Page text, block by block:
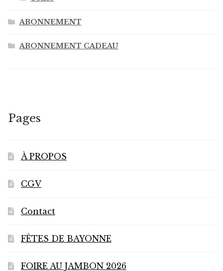
ABONNEMENT
ABONNEMENT CADEAU
Pages
À PROPOS
CGV
Contact
FÊTES DE BAYONNE
FOIRE AU JAMBON 2026